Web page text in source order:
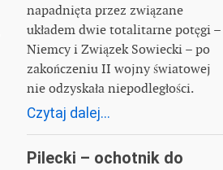
napadnięta przez związane
układem dwie totalitarne potęgi –
Niemcy i Związek Sowiecki – po
zakończeniu II wojny światowej
nie odzyskała niepodległości.
Czytaj dalej...
Pilecki – ochotnik do